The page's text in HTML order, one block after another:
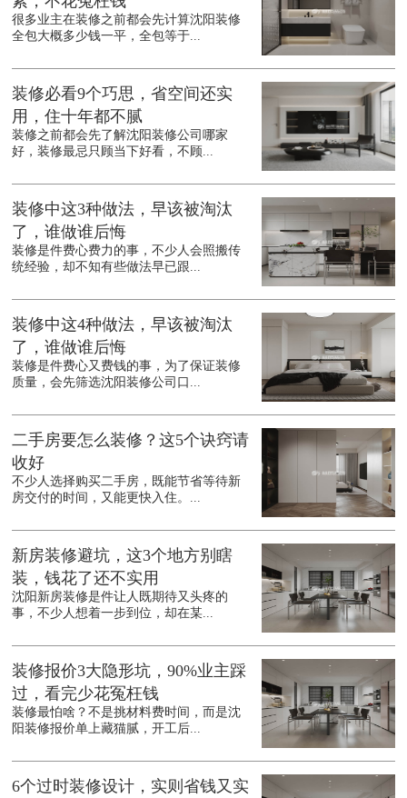
很多业主在装修之前都会先计算沈阳装修
全包大概多少钱一平，全包等于...
装修必看9个巧思，省空间还实
用，住十年都不腻
装修之前都会先了解沈阳装修公司哪家
好，装修最忌只顾当下好看，不顾...
装修中这3种做法，早该被淘汰
了，谁做谁后悔
装修是件费心费力的事，不少人会照搬传
统经验，却不知有些做法早已跟...
装修中这4种做法，早该被淘汰
了，谁做谁后悔
装修是件费心又费钱的事，为了保证装修
质量，会先筛选沈阳装修公司口...
二手房要怎么装修？这5个诀窍请
收好
不少人选择购买二手房，既能节省等待新
房交付的时间，又能更快入住。...
新房装修避坑，这3个地方别瞎
装，钱花了还不实用
沈阳新房装修是件让人既期待又头疼的
事，不少人想着一步到位，却在某...
装修报价3大隐形坑，90%业主踩
过，看完少花冤枉钱
装修最怕啥？不是挑材料费时间，而是沈
阳装修报价单上藏猫腻，开工后...
6个过时装修设计，实则省钱又实